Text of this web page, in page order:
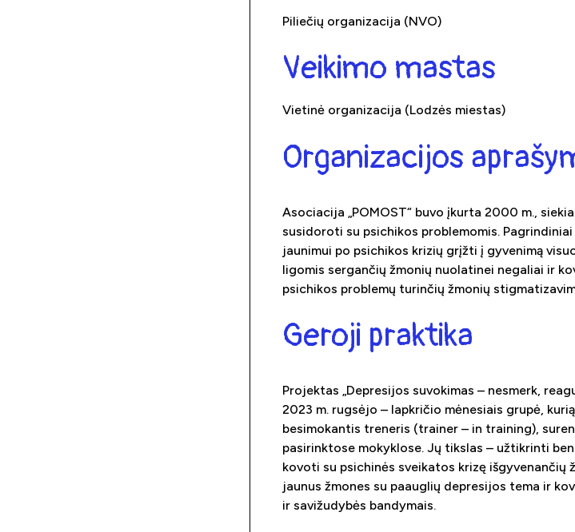
Piliečių organizacija (NVO)
Veikimo mastas
Vietinė organizacija (Lodzės miestas)
Organizacijos
Asociacija „POMOST“ buvo įkurta 2000 m.,
susidoroti su psichikos problemomis.
jaunimui po psichikos krizių grįžti į gyvenimą
ligomis sergančių žmonių nuolatinei negaliai ir
psichikos problemų turinčių žmonių
Geroji praktika
Projektas „Depresijos suvokimas – nesmerk,
2023 m. rugsėjo – lapkričio mėnesiais grupė,
besimokantis treneris (trainer – in training),
pasirinktose mokyklose. Jų tikslas – užtikrinti
kovoti su psichinės sveikatos krizę išgyvenančių
jaunus žmones su paauglių depresijos tema ir
ir savižudybės bandymais.